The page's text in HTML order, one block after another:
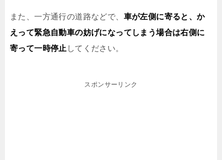
また、一方通行の道路などで、 車が左側に寄ると、か
えって緊急自動車の妨げになってしまう場合は右側に
寄って一時停止 してください。
スポンサーリンク